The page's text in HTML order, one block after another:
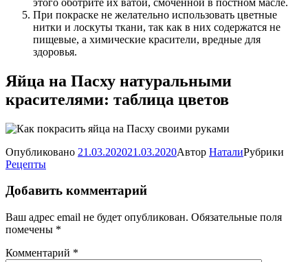
При покраске не желательно использовать цветные
нитки и лоскуты ткани, так как в них содержатся не
пищевые, а химические красители, вредные для
здоровья.
Яйца на Пасху натуральными
красителями: таблица цветов
Опубликовано 21.03.202021.03.2020Автор НаталиРубрики
Рецепты
Добавить комментарий
Ваш адрес email не будет опубликован. Обязательные поля
помечены *
Комментарий *